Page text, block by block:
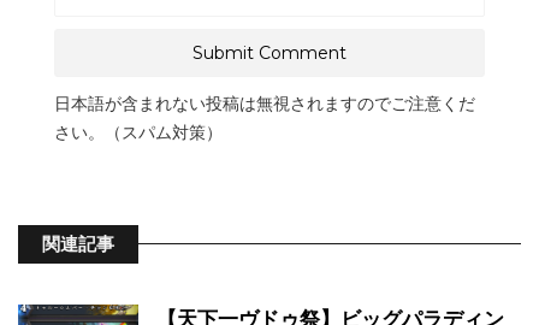
日本語が含まれない投稿は無視されますのでご注意くだ
さい。（スパム対策）
関連記事
【天下一ヴドゥ祭】ビッグパラディン